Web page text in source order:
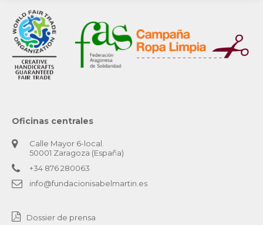
Oficinas centrales
Calle Mayor 6-local.
50001 Zaragoza (España)
+34 876 280063
info@fundacionisabelmartin.es
Dossier de prensa